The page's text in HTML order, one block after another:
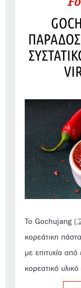
Το Gochujang (
κορεάτικη
με επιτυχία από
κορεατικό